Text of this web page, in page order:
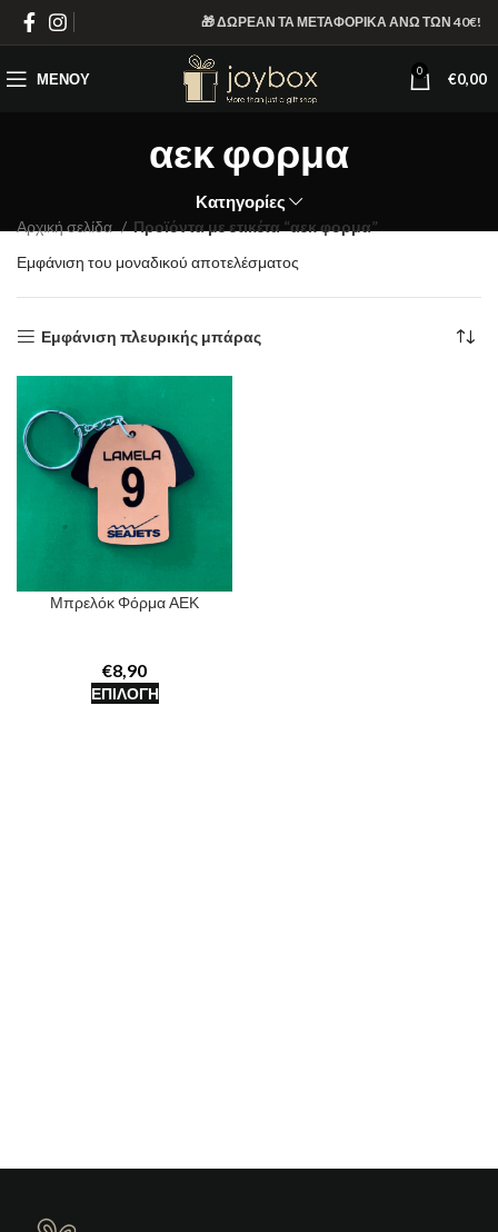
🎁 ΔΩΡΕΑΝ ΤΑ ΜΕΤΑΦΟΡΙΚΑ ΑΝΩ ΤΩΝ 40€!
ΜΕΝΟΎ 0 €0,00
αεκ φορμα
Κατηγορίες
Αρχική σελίδα
Προϊόντα με ετικέτα “αεκ φορμα”
Εμφάνιση του μοναδικού αποτελέσματος
Εμφάνιση πλευρικής μπάρας
Μπρελόκ Φόρμα ΑΕΚ
€
ΕΠΙΛΟΓΉ